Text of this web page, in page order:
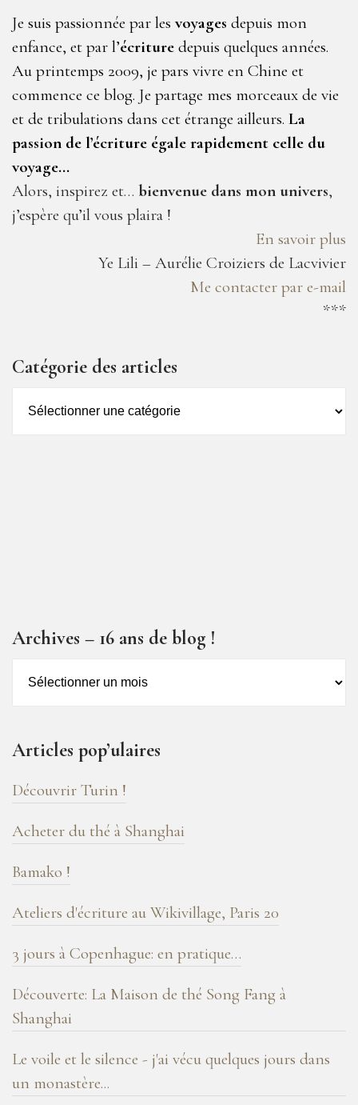
Je suis passionnée par les voyages depuis mon
enfance, et par l’écriture depuis quelques années.
Au printemps 2009, je pars vivre en Chine et
commence ce blog. Je partage mes morceaux de vie
et de tribulations dans cet étrange ailleurs. La
passion de l’écriture égale rapidement celle du
voyage…
Alors, inspirez et… bienvenue dans mon univers,
j’espère qu’il vous plaira !
En savoir plus
Ye Lili – Aurélie Croiziers de Lacvivier
Me contacter par e-mail
***
Catégorie des articles
des
Archives – 16 ans de blog !
de
blog
!
Articles pop’ulaires
Découvrir Turin !
Acheter du thé à Shanghai
Bamako !
Ateliers d'écriture au Wikivillage, Paris 20
3 jours à Copenhague: en pratique…
Découverte: La Maison de thé Song Fang à
Shanghai
Le voile et le silence - j'ai vécu quelques jours dans
un monastère...